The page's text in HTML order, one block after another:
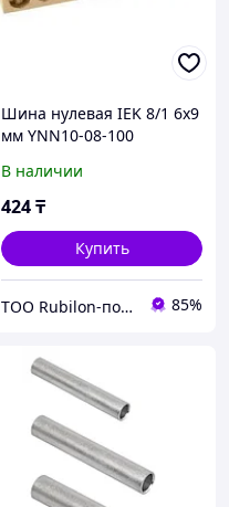
Шина нулевая IEK 8/1 6х9
мм YNN10-08-100
В наличии
424₸
Купить
ТОО Rubilon-поставщик №1 85%